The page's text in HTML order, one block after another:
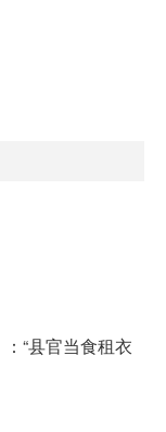
“县官当食租衣